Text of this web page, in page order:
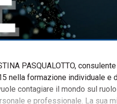
PASQUALOTTO,
nella formazione individuale e
contagiare il mondo sul
e professionale. La sua